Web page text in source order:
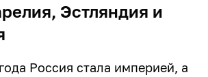
Эстляндия и
Россия стала империей, а